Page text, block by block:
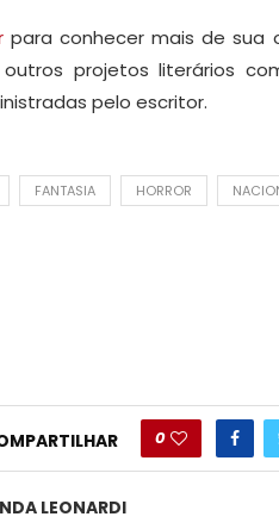
para conhecer mais de sua
projetos literários
pelo escritor.
FANTASIA HORROR
0
LEONARDI